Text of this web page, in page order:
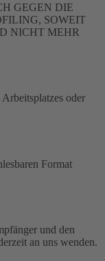
GEGEN DIE
SOWEIT
NICHT MEHR
oder
Format
und den
an uns wenden.